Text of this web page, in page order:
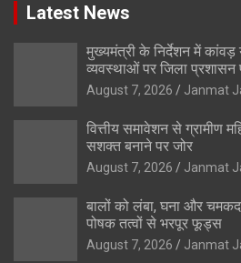
Latest News
मुख्यमंत्री के निर्देशन में कांवड़
व्यवस्थाओं पर जिला प्रशासन
August 7, 2026 Janmat
वित्तीय समावेशन से ग्रामीण
सशक्त बनाने पर जोर
August 7, 2026 Janmat
बालों को लंबा, घना और
पोषक तत्वों से भरपूर फूड्स
August 7, 2026 Janmat